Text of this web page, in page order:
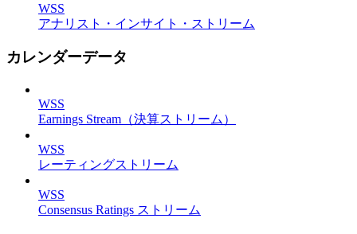
WSS
アナリスト・インサイト・ストリーム
カレンダーデータ
WSS
Earnings Stream（決算ストリーム）
WSS
レーティングストリーム
WSS
Consensus Ratings ストリーム